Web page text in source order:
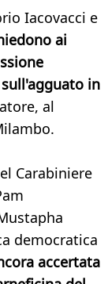
Iacovacci e
ai
in
al
Carabiniere
democratica
accertata